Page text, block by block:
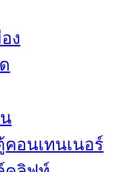
ง
คอนเทนเนอร์